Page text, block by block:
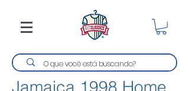
Jamaica 1998 Home